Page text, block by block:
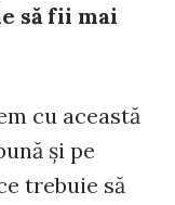
să fii mai
cu această
şi pe
trebuie să